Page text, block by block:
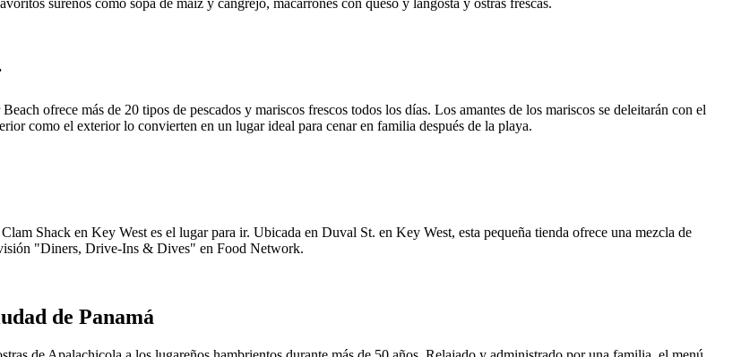
sureños como sopa de maíz y cangrejo, macarrones con queso y langosta y ostras frescas.
ofrece más de 20 tipos de pescados y mariscos frescos todos los días. Los amantes de los mariscos se deleitarán con el
como el exterior lo convierten en un lugar ideal para cenar en familia después de la playa.
Shack en Key West es el lugar para ir. Ubicada en Duval St. en Key West, esta pequeña tienda ofrece una mezcla de
"Diners, Drive-Ins & Dives" en Food Network.
de Panamá